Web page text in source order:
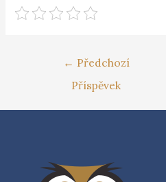
← Předchozí
Příspěvek